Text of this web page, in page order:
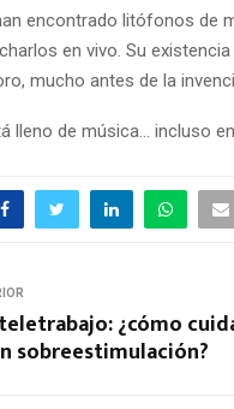
encontrado litófonos de
en vivo. Su
mucho antes de la
lleno de música… incluso
¿cómo
sobreestimulación?